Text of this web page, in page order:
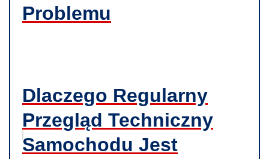
Problemu
Dlaczego Regularny
Przegląd Techniczny
Samochodu Jest